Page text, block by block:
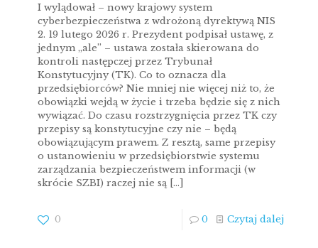
I wylądował – nowy krajowy system
cyberbezpieczeństwa z wdrożoną dyrektywą NIS
2. 19 lutego 2026 r. Prezydent podpisał ustawę, z
jednym „ale” – ustawa została skierowana do
kontroli następczej przez Trybunał
Konstytucyjny (TK). Co to oznacza dla
przedsiębiorców? Nie mniej nie więcej niż to, że
obowiązki wejdą w życie i trzeba będzie się z nich
wywiązać. Do czasu rozstrzygnięcia przez TK czy
przepisy są konstytucyjne czy nie – będą
obowiązującym prawem. Z resztą, same przepisy
o ustanowieniu w przedsiębiorstwie systemu
zarządzania bezpieczeństwem informacji (w
skrócie SZBI) raczej nie są […]
0 0 Czytaj dalej